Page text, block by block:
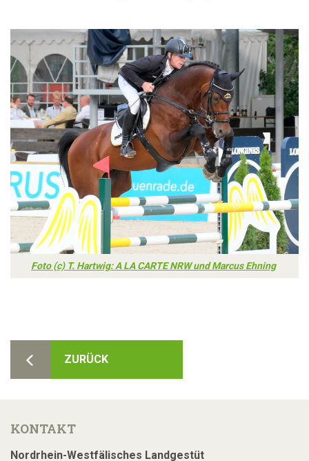
Foto (c) T. Hartwig: A LA CARTE NRW und Marcus Ehning
ZURÜCK
KONTAKT
Nordrhein-Westfälisches Landgestüt